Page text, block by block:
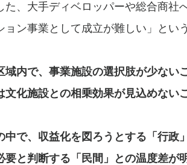
た、大手ディベロッパーや総合商社
ョン事業として成立が難しい」とい
域内で、事業施設の選択肢が少な
文化施設との相乗効果が見込めない
中で、収益化を図ろうとする「行政
要と判断する「民間」との温度差が